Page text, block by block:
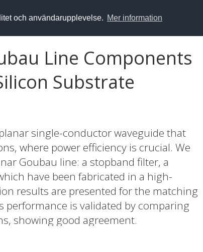
och användarupplevelse. Mer information
Line Components
Substrate
single-conductor waveguide that
where power efficiency is crucial. We
Goubau line: a stopband filter, a
have been fabricated in a high-
results are presented for the matching
performance is validated by comparing
showing good agreement.